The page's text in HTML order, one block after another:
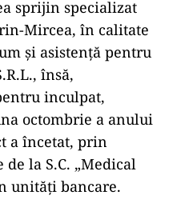
sprijin specializat
Mircea, în calitate
și asistență pentru
însă,
inculpat,
octombrie a anului
a încetat, prin
la S.C. „Medical
unități bancare.